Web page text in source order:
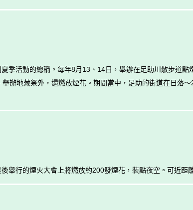
季活動的總稱。每年8月13、14日，舉辦在足助川散步道
辦地藏祭外，還燃放煙花。期間當中，足助的街道在日落
舉行的煙火大會上將燃放約200發煙花，裝點夜空。可近距